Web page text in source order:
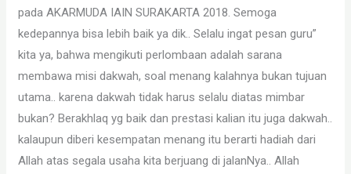
pada AKARMUDA IAIN SURAKARTA 2018. Semoga
kedepannya bisa lebih baik ya dik.. Selalu ingat pesan guru”
kita ya, bahwa mengikuti perlombaan adalah sarana
membawa misi dakwah, soal menang kalahnya bukan tujuan
utama.. karena dakwah tidak harus selalu diatas mimbar
bukan? Berakhlaq yg baik dan prestasi kalian itu juga dakwah..
kalaupun diberi kesempatan menang itu berarti hadiah dari
Allah atas segala usaha kita berjuang di jalanNya.. Allah